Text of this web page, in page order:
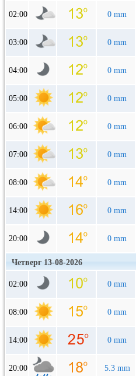
02:00 0 mm
03:00 0 mm
04:00 0 mm
05:00 0 mm
06:00 0 mm
07:00 0 mm
08:00 0 mm
14:00 0 mm
20:00 0 mm
Четверг 13-08-2026
02:00 0 mm
08:00 0 mm
14:00 0 mm
20:00 5.3 mm